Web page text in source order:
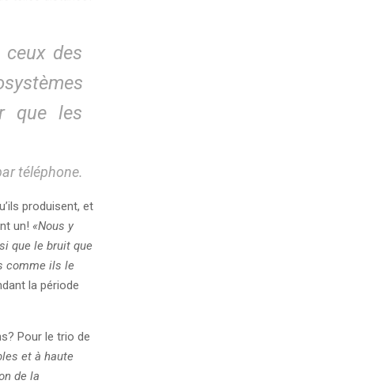
des
que les
téléphone.
produisent, et
un! «Nous y
que le bruit que
comme ils le
la période
Pour le trio de
et à haute
de la